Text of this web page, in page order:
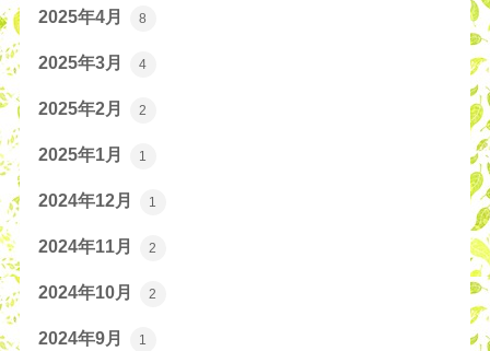
2025年4月 8
2025年3月 4
2025年2月 2
2025年1月 1
2024年12月 1
2024年11月 2
2024年10月 2
2024年9月 1